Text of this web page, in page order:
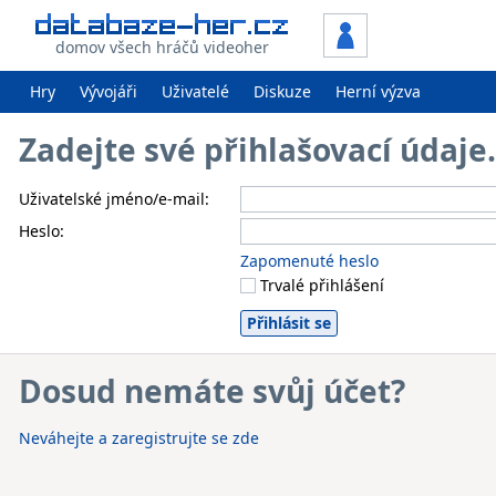
domov všech hráčů videoher
Hry Vývojáři Uživatelé Diskuze Herní výzva
Zadejte své přihlašovací
Uživatelské jméno/e-mail:
Heslo:
Zapomenuté heslo
Trvalé přihlášení
Dosud nemáte svůj účet?
Neváhejte a zaregistrujte se zde